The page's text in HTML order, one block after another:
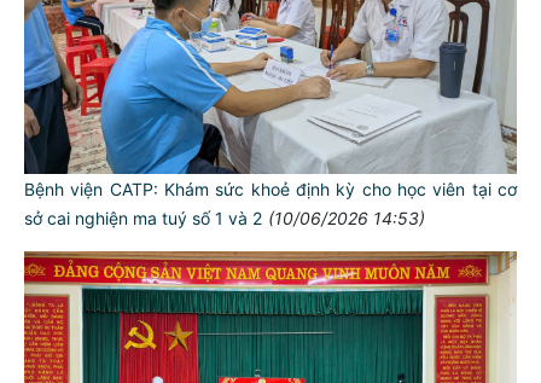
Bệnh viện CATP: Khám sức khoẻ định kỳ cho học viên tại cơ
sở cai nghiện ma tuý số 1 và 2 (10/06/2026 14:53)